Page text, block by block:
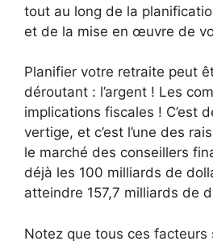
tout au long de la
et de la mise en œuvre de
Planifier votre retraite peut
déroutant : l’argent ! Les
implications fiscales ! C’est
vertige, et c’est l’une des
le marché des conseillers
déjà les 100 milliards de
atteindre 157,7 milliards de
Notez que tous ces facteurs